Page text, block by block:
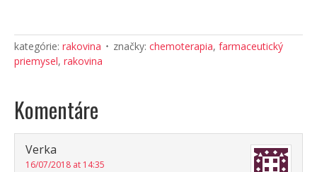
kategórie: rakovina značky: chemoterapia, farmaceutický
priemysel, rakovina
Komentáre
Verka
16/07/2018 at 14:35